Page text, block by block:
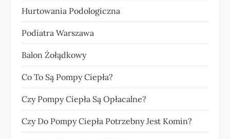
Hurtowania Podologiczna
Podiatra Warszawa
Balon Żołądkowy
Co To Są Pompy Ciepła?
Czy Pompy Ciepła Są Opłacalne?
Czy Do Pompy Ciepła Potrzebny Jest Komin?